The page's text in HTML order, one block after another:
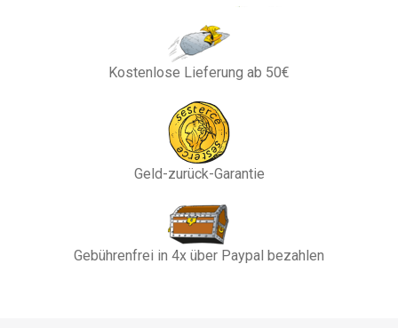
Kostenlose Lieferung ab 50€
Geld-zurück-Garantie
Gebührenfrei in 4x über Paypal bezahlen